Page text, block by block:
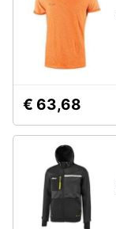
Clima
Brico
e
Giardinaggio
Salute
e
Bambino
Scarpe
Sandali
bambina
Vestiti
neonati
€ 63,68